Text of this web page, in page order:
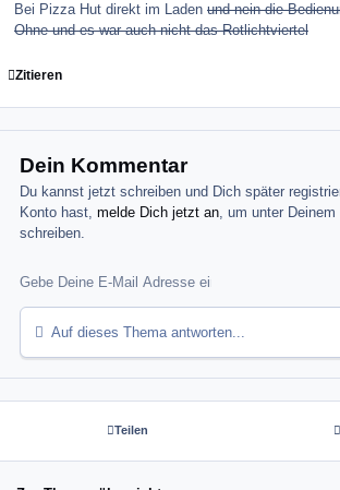
Bei Pizza Hut direkt im Laden und nein die
Ohne und es war auch nicht das Rotlichtviertel
Zitieren
Dein Kommentar
Du kannst jetzt schreiben und Dich später
Konto hast,melde Dich jetzt an , um unter
schreiben.
Auf dieses Thema antworten...
Teilen